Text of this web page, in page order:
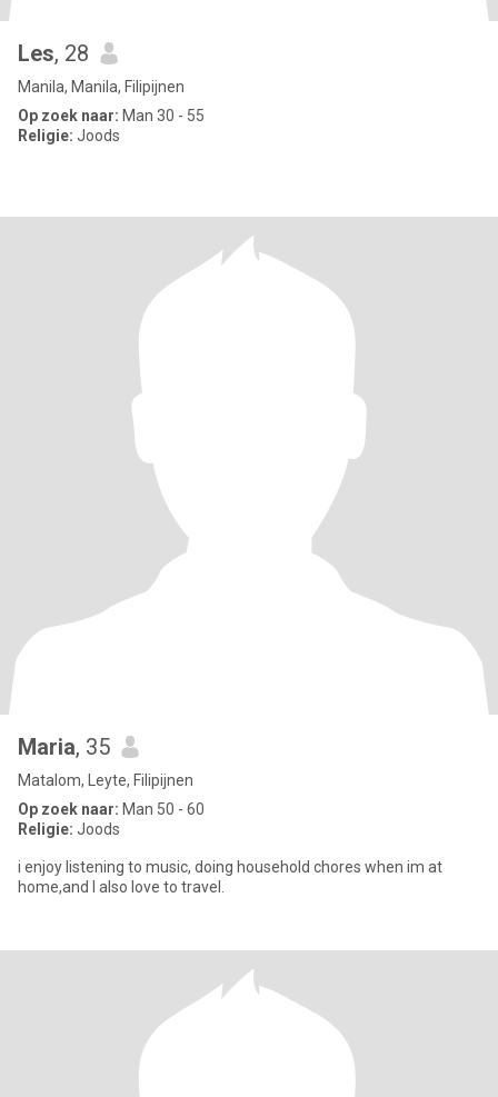
Les, 28
Manila, Manila, Filipijnen
Op zoek naar: Man 30 - 55
Religie: Joods
Maria, 35
Matalom, Leyte, Filipijnen
Op zoek naar: Man 50 - 60
Religie: Joods
i enjoy listening to music, doing household chores when im at
home,and I also love to travel.